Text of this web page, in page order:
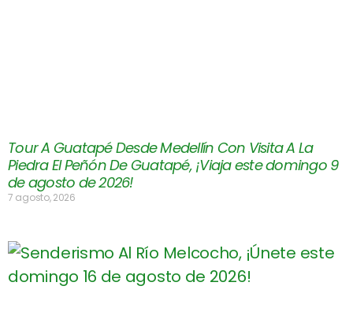
Tour A Guatapé Desde Medellín Con Visita A La
Piedra El Peñón De Guatapé, ¡Viaja este domingo 9
de agosto de 2026!
7 agosto, 2026